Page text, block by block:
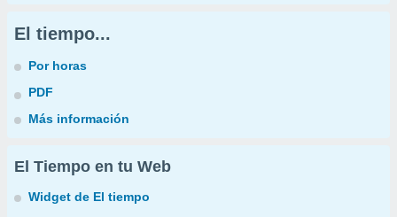
El tiempo...
Por horas
PDF
Más información
El Tiempo en tu Web
Widget de El tiempo